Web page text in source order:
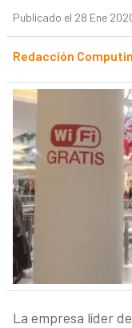
Publicado el 28 Ene
Redacción
La empresa líder